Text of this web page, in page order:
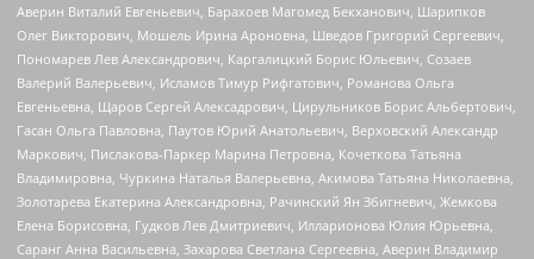
Аверин Виталий Евгеньевич, Барахоев Магомед Бекханович, Шарипков
Олег Викторович, Мошель Ирина Ароновна, Шведов Григорий Сергеевич,
Пономарев Лев Александрович, Каргалицкий Борис Юльевич, Созаев
Валерий Валерьевич, Исламов Тимур Рифгатович, Романова Ольга
Евгеньевна, Щаров Сергей Алексадрович, Цирульников Борис Альбертович,
Гасан Ольга Павловна, Паутов Юрий Анатольевич, Верховский Александр
Маркович, Пислакова-Паркер Марина Петровна, Кочеткова Татьяна
Владимировна, Чуркина Наталья Валерьевна, Акимова Татьяна Николаевна,
Золотарева Екатерина Александровна, Рачинский Ян Збигневич, Жемкова
Елена Борисовна, Гудков Лев Дмитриевич, Илларионова Юлия Юрьевна,
Саранг Анна Васильевна, Захарова Светлана Сергеевна, Аверин Владимир